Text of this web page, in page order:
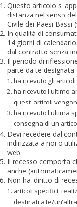
Questo articolo si
distanza nel senso
Civile dei Paesi
In qualità di
14 giorni di
dal contratto senza
Il periodo di
parte da te designata
ha ricevuto gli
ha ricevuto l'ultimo
questi articoli
ha ricevuto l'ultima
consegna di un
Devi recedere dal
indirizzata a noi o
web.
Il recesso comporta
anche
Non hai diritto di
articoli specifici,
destinati a te/